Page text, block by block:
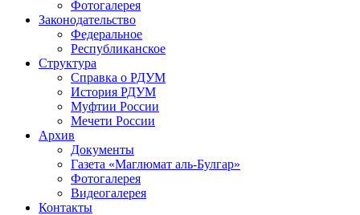
Фотогалерея
Законодательство
Федеральное
Республиканское
Структура
Справка о РДУМ
История РДУМ
Муфтии России
Мечети России
Архив
Документы
Газета «Маглюмат аль-Булгар»
Фотогалерея
Видеогалерея
Контакты